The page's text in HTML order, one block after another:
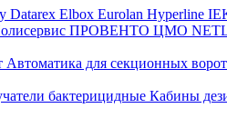
Datarex Elbox Eurolan Hyperline
ПРОВЕНТО ЦМО
Автоматика для секционных ворот
бактерицидные Кабины